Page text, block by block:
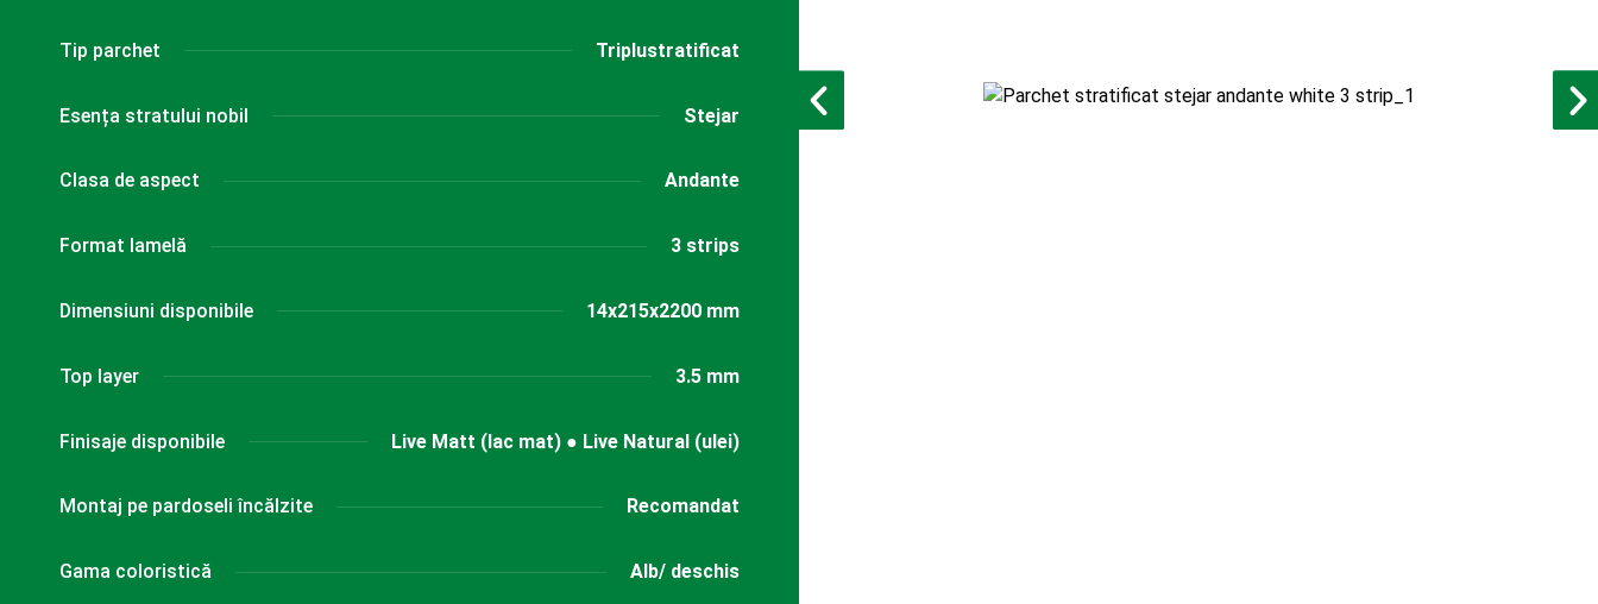
Tip parchet Triplustratificat
Esența stratului nobil Stejar
Clasa de aspect Andante
Format lamelă 3 strips
Dimensiuni disponibile 14x215x2200 mm
Top layer 3.5 mm
Finisaje disponibile Live Matt (lac mat) ● Live Natural (ulei)
Montaj pe pardoseli încălzite Recomandat
Gama coloristică Alb/ deschis